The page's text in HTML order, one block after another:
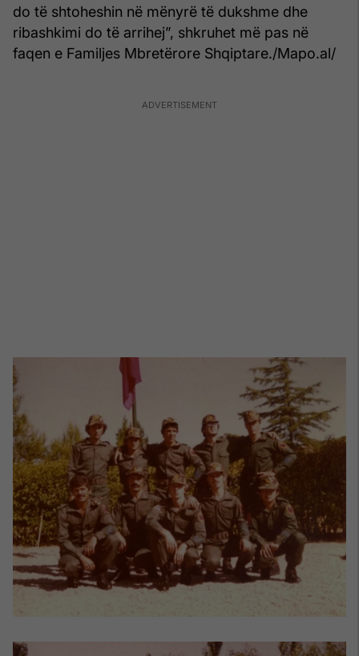
do të shtoheshin në mënyrë të dukshme dhe
ribashkimi do të arrihej”, shkruhet më pas në
faqen e Familjes Mbretërore Shqiptare./Mapo.al/